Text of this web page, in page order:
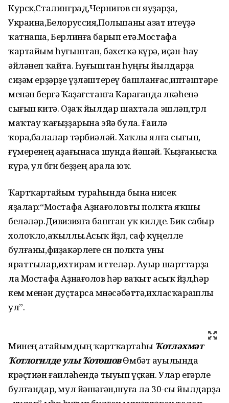
Курск,Сталинград,Чернигов өсөн яуҙарҙа,
Украина,Белоруссия,Польшаны азат итеүҙә
ҡатнаша, Берлинға барып етә.Мостафа
ҡартайым һуғыштан, бәхеткә күрә, иҫән-һау
әйләнеп ҡайта. Һуғыштан һуңғы йылдарҙа
сиҙәм ерҙәрҙе үҙләштереү башланғас,иптәштәре
менән бергә Ҡаҙағстанға Караганда өлкәһенә
сығып китә. Оҙаҡ йылдар шахтала эшләп,төрлө
маҡтау ҡағыҙҙарына эйә була. Ғаилә
ҡора,балалар тәрбиәләй. Хаҡлы ялға сығып,
ғүмеренең аҙағынаса шунда йәшәй. Ҡыҙғанысҡа
күрә, ул бөгөн беҙҙең арала юҡ.
Ҡартҡартайым тураһында бына нисек
яҙалар:“Мостафа Аҙнағоловты полкта яҡшы
беләләр.Дивизияға баштан уҡ килде. Бик сабыр
холоҡло,аҡыллы.Асыҡ йөҙлө, саф күңелле
булғаны,фиҙакәрлеге өсөн полкта уны
яраттылар,ихтирам иттеләр. Ауыр шарттарҙа
ла Мостафа Аҙнағолов һәр ваҡыт асыҡ йөҙлө,һәр
кем менән дуҫтарса мөнәсәбәттә,ихласҡарашлы
ул”.
Минең атайымдың ҡартҡартаһы Ҡотләхмәт
Ҡотлогилде улы ҠотошовӨмбәт ауылында
крәҫтиән ғаиләһендә тыуып үҫкән. Улар егәрле
булғандар, мул йәшәгән,шуға ла 30-сы йылдарҙа